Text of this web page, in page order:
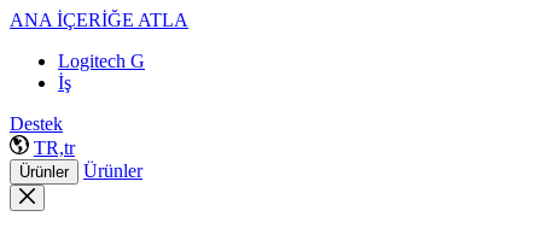
ANA İÇERİĞE ATLA
Logitech G
İş
Destek
TR,tr
Ürünler Ürünler